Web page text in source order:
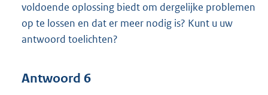
voldoende oplossing biedt om dergelijke problemen
op te lossen en dat er meer nodig is? Kunt u uw
antwoord toelichten?
Antwoord 6